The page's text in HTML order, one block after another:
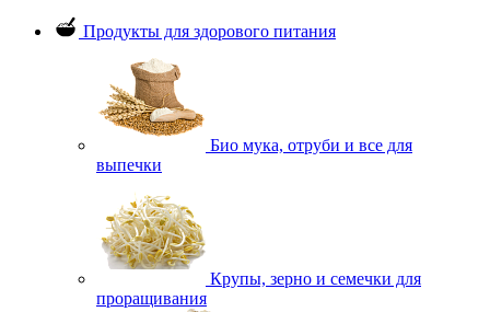
Продукты для здорового питания
Био мука, отруби и все для
выпечки
Крупы, зерно и семечки для
проращивания